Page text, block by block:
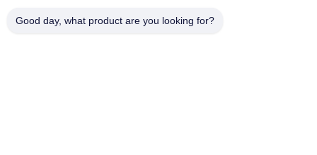
Good day, what product are you looking for?